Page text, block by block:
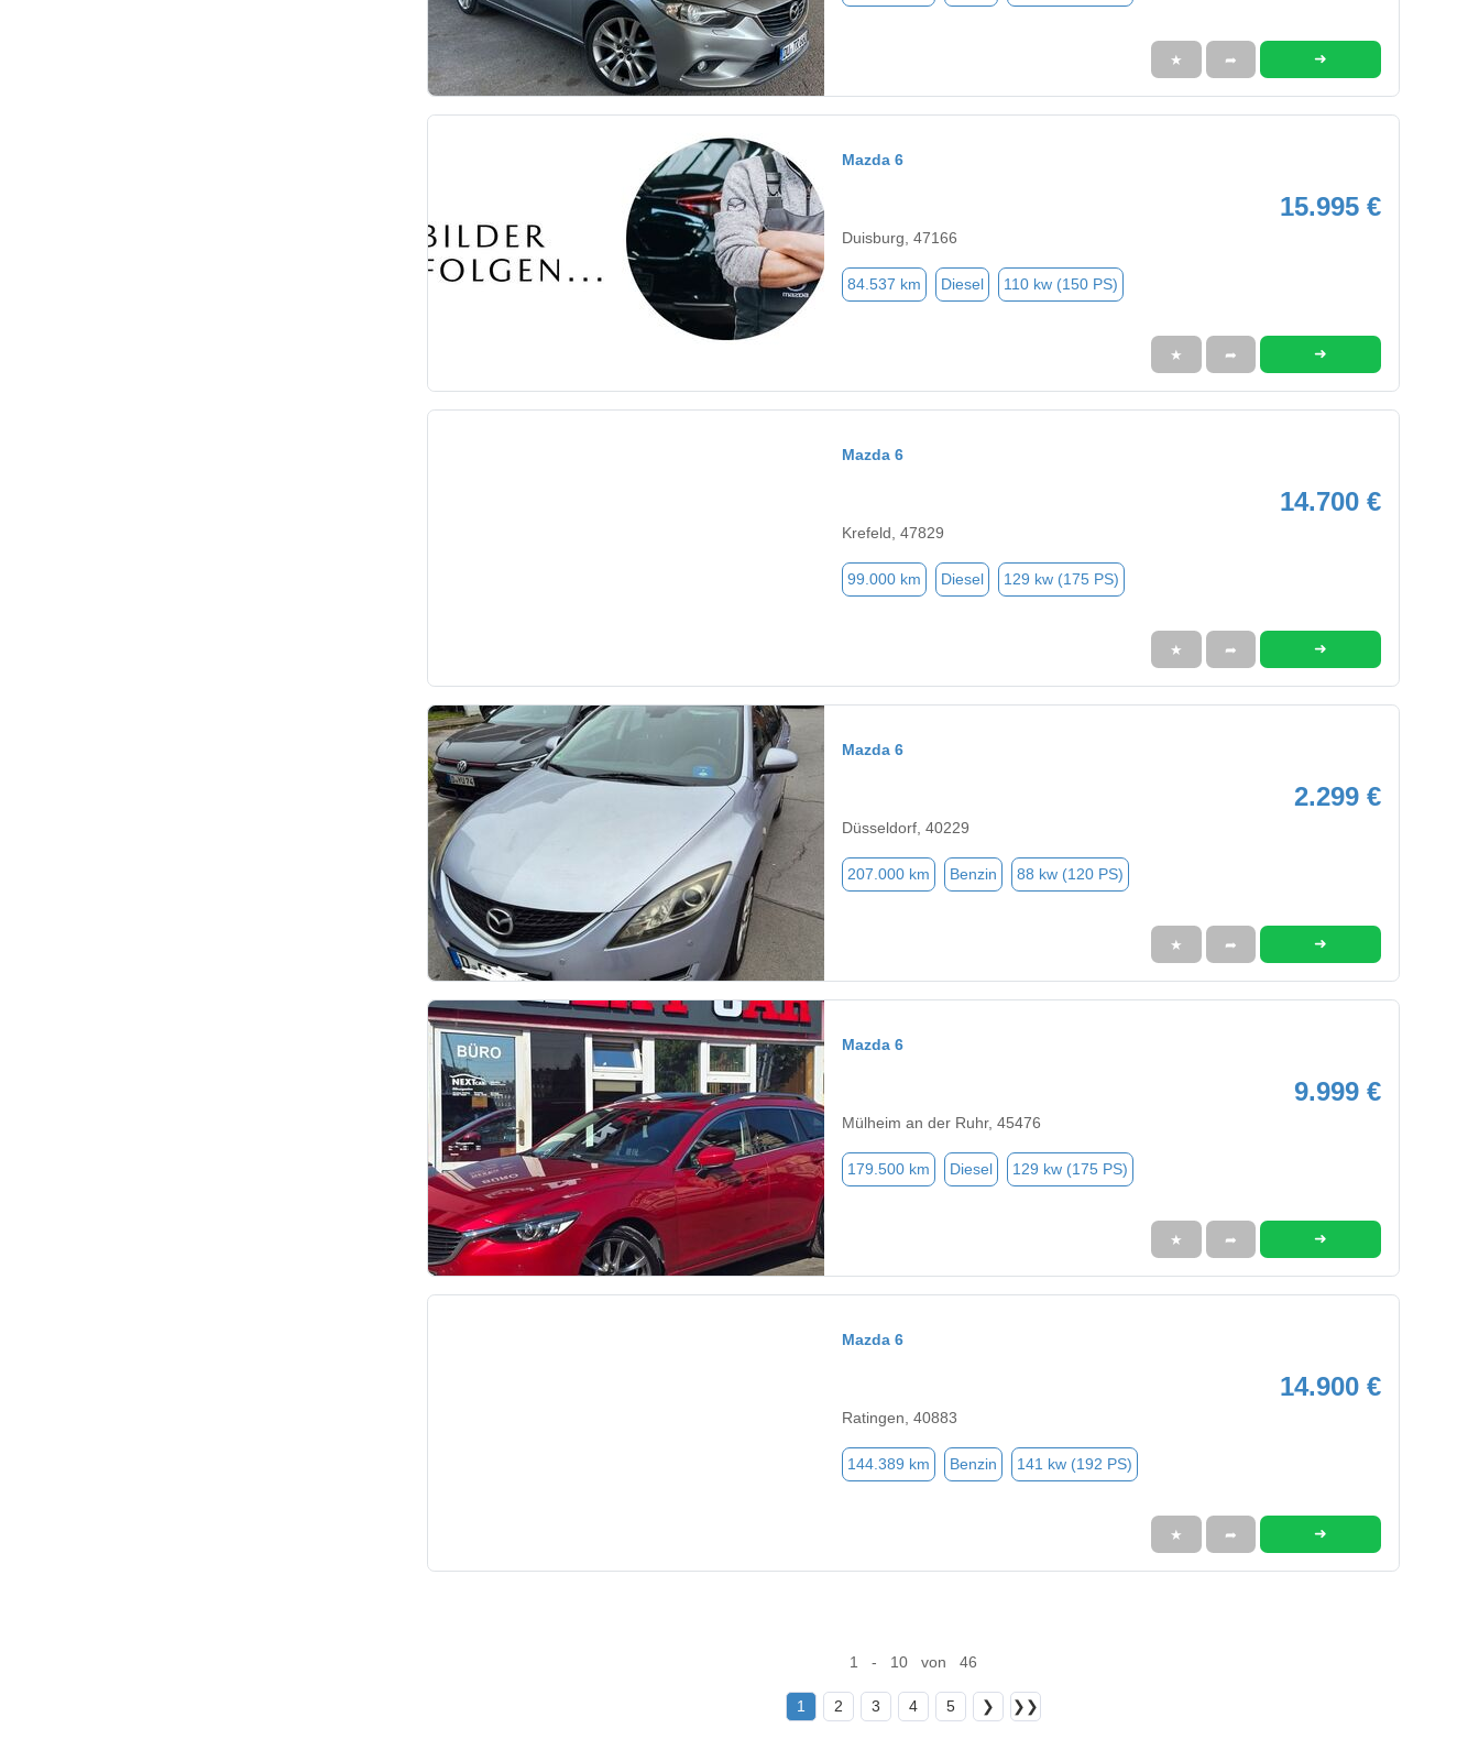
★ ➦ ➜
Mazda 6
15.995 €
Duisburg, 47166
84.537 km Diesel 110 kw (150 PS)
★ ➦ ➜
Mazda 6
14.700 €
Krefeld, 47829
99.000 km Diesel 129 kw (175 PS)
★ ➦ ➜
Mazda 6
2.299 €
Düsseldorf, 40229
207.000 km Benzin 88 kw (120 PS)
★ ➦ ➜
Mazda 6
9.999 €
Mülheim an der Ruhr, 45476
179.500 km Diesel 129 kw (175 PS)
★ ➦ ➜
Mazda 6
14.900 €
Ratingen, 40883
144.389 km Benzin 141 kw (192 PS)
★ ➦ ➜
1 - 10 von 46
1 2 3 4 5 ❯ ❯❯